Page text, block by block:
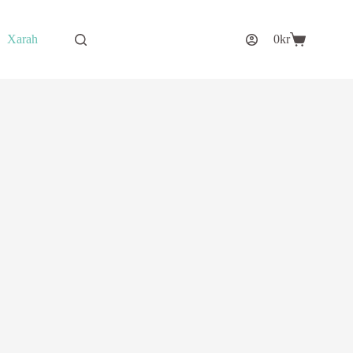
Xarah Varukorg
0kr